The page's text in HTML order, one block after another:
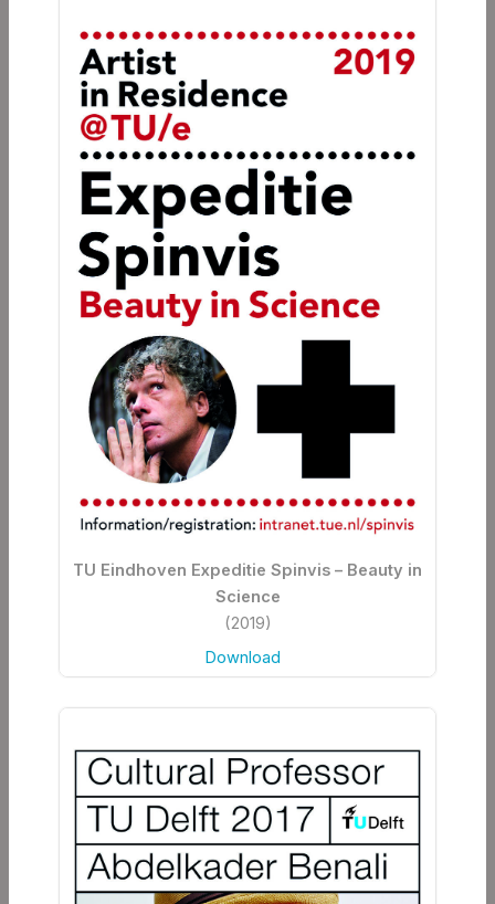
TU Eindhoven Expeditie Spinvis – Beauty in
Science
(2019)
Download